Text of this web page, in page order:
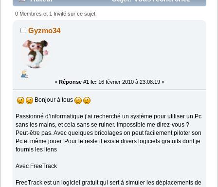
une solution pas cher pour piloter votre Pc, voir jouer
? (Lu 9003 fois)
0 Membres et 1 Invité sur ce sujet
Gyzmo34
« Réponse #1 le: 16 février 2010 à 23:08:19 »
Bonjour à tous
Passionné d’informatique j’ai recherché un système pour utiliser un Pc
sans les mains, et cela sans se ruiner. Impossible me direz-vous ?
Peut-être pas. Avec quelques bricolages on peut facilement piloter son
Pc et même jouer. Pour le reste il existe divers logiciels gratuits dont je
fournis les liens
Avec FreeTrack
FreeTrack est un logiciel gratuit qui sert à simuler les déplacements de